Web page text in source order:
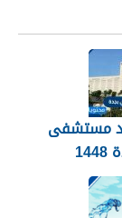
مستشفى